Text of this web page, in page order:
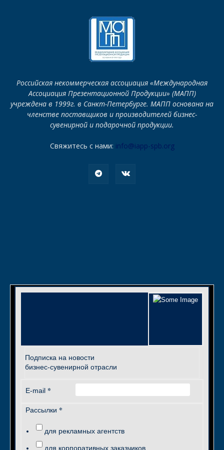
Российская некоммерческая ассоциация «Международная
Ассоциация Презентационной Продукции» (МАПП)
учреждена в 1999г. в Санкт-Петербурге. МАПП основана на
членстве поставщиков и производителей бизнес-
сувенирной и подарочной продукции.
Свяжитесь с нами: info@iapp-spb.org
Подписка на новости
бизнес-сувенирной отрасли
E-mail *
Рассылки *
для рекламных агентств
для корпоративных заказчиков